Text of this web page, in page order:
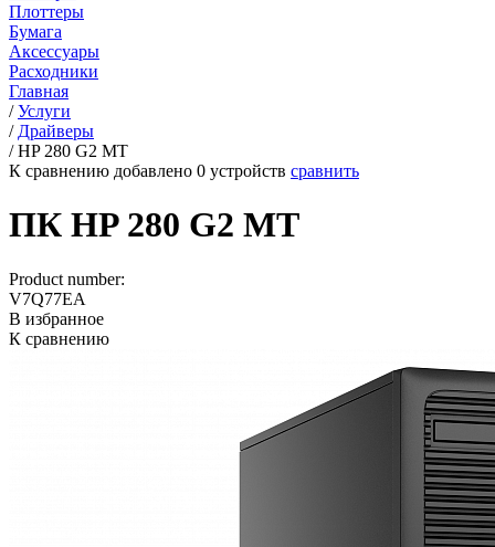
Плоттеры
Бумага
Аксессуары
Расходники
Главная
/Услуги
/ Драйверы
/HP 280 G2 MT
К сравнению добавлено 0 устройств сравнить
ПК HP 280 G2 MT
Product number:
V7Q77EA
В избранное
К сравнению